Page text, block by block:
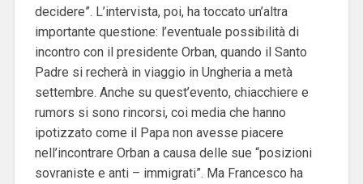
decidere”. L’intervista, poi, ha toccato un’altra
importante questione: l’eventuale possibilità di
incontro con il presidente Orban, quando il Santo
Padre si recherà in viaggio in Ungheria a metà
settembre. Anche su quest’evento, chiacchiere e
rumors si sono rincorsi, coi media che hanno
ipotizzato come il Papa non avesse piacere
nell’incontrare Orban a causa delle sue “posizioni
sovraniste e anti – immigrati”. Ma Francesco ha